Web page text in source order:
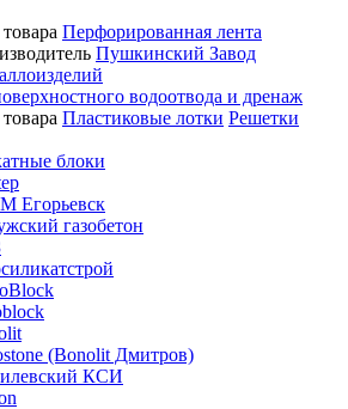
Перфорированная лента
Пушкинский Завод
водоотвода и дренаж
Пластиковые лотки Решетки
блоки
Егорьевск
газобетон
(Bonolit Дмитров)
КСИ